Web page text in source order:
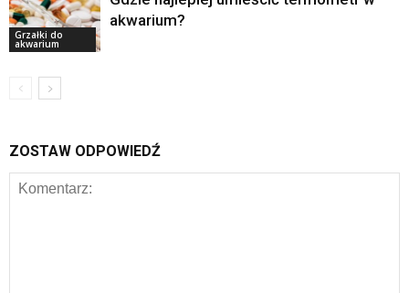
Grzałki do
akwarium
akwarium?
ZOSTAW ODPOWIEDŹ